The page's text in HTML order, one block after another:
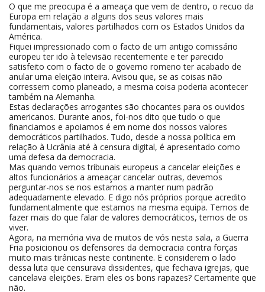
O que me preocupa é a ameaça que vem de dentro, o recuo da
Europa em relação a alguns dos seus valores mais
fundamentais, valores partilhados com os Estados Unidos da
América.
Fiquei impressionado com o facto de um antigo comissário
europeu ter ido à televisão recentemente e ter parecido
satisfeito com o facto de o governo romeno ter acabado de
anular uma eleição inteira. Avisou que, se as coisas não
corressem como planeado, a mesma coisa poderia acontecer
também na Alemanha.
Estas declarações arrogantes são chocantes para os ouvidos
americanos. Durante anos, foi-nos dito que tudo o que
financiamos e apoiamos é em nome dos nossos valores
democráticos partilhados. Tudo, desde a nossa política em
relação à Ucrânia até à censura digital, é apresentado como
uma defesa da democracia.
Mas quando vemos tribunais europeus a cancelar eleições e
altos funcionários a ameaçar cancelar outras, devemos
perguntar-nos se nos estamos a manter num padrão
adequadamente elevado. E digo nós próprios porque acredito
fundamentalmente que estamos na mesma equipa. Temos de
fazer mais do que falar de valores democráticos, temos de os
viver.
Agora, na memória viva de muitos de vós nesta sala, a Guerra
Fria posicionou os defensores da democracia contra forças
muito mais tirânicas neste continente. E considerem o lado
dessa luta que censurava dissidentes, que fechava igrejas, que
cancelava eleições. Eram eles os bons rapazes? Certamente que
não.